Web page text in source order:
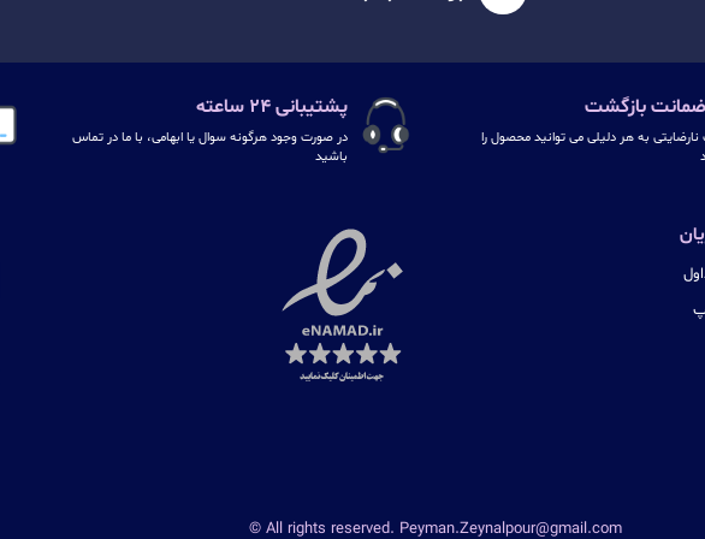
به هر دلیلی می توانید محصول را
پشتیبانی ۲۴ ساعته
در صورت وجود هرگونه سوال یا ابهامی، با ما در تماس
باشید
© All rights reserved. Peyman.Zeynalpour@gmail.com